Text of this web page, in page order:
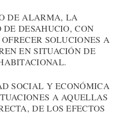
DE ALARMA, LA
DESAHUCIO, CON
SOLUCIONES A
EN SITUACIÓN DE
SOCIAL Y ECONÓMICA
A AQUELLAS
DE LOS EFECTOS